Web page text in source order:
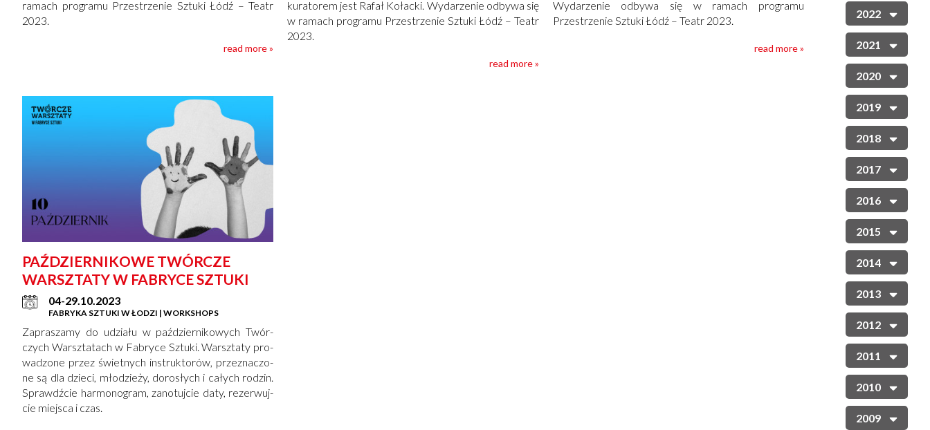
ra­mach pro­gra­mu Prze­strze­nie Sztu­ki Łódź – Te­atr
2023.
read more »
kuratorem jest Rafał Kołacki. Wydarzenie odbywa się
w ramach programu Przestrzenie Sztuki Łódź – Teatr
2023.
read more »
Wydarzenie odbywa się w ramach programu
Przestrzenie Sztuki Łódź – Teatr 2023.
read more »
PAŹDZIERNIKOWE TWÓR­CZE
WARSZ­TA­TY W FA­BRY­CE SZTU­KI
04-29.10.2023
FABRYKA SZTUKI W ŁODZI | WORKSHOPS
Zapraszamy do udzia­łu w październikowych Twór­
czych Warsz­ta­tach w Fabryce Sztuki. Warsz­ta­ty pro­
wa­dzo­ne przez świet­nych in­struk­to­rów, prze­zna­czo­
ne są dla dzie­ci, mło­dzie­ży, do­ro­słych i ca­łych ro­dzin.
Sprawdź­cie har­mo­no­gram, za­no­tuj­cie daty, re­zer­wuj­
cie miej­sca i czas.
2022
2021
2020
2019
2018
2017
2016
2015
2014
2013
2012
2011
2010
2009